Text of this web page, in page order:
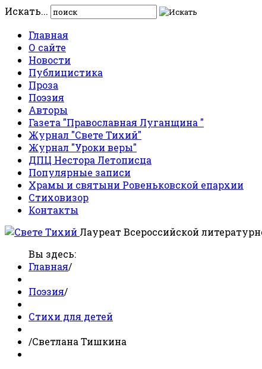
Искать...
Главная
О сайте
Новости
Публицистика
Проза
Поэзия
Авторы
Газета "Православная Луганщина "
Журнал "Свете Тихий"
Журнал "Уроки веры"
ДПЦ Нестора Летописца
Популярные записи
Храмы и святыни Ровеньковской епархии
Стиховизор
Контакты
Лауреат Всероссийской
Вы здесь:
Главная/
Поэзия/
Стихи для детей
/Светлана Тишкина